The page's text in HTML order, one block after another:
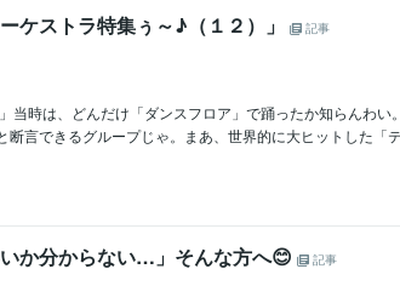
ケストラ特集ぅ～♪（１２）」
記事
当時は、どんだけ「ダンスフロア」で踊ったか知らんわい
断言できるグループじゃ。まあ、世界的に大ヒットした「
いか分からない…」そんな方へ😊
記事